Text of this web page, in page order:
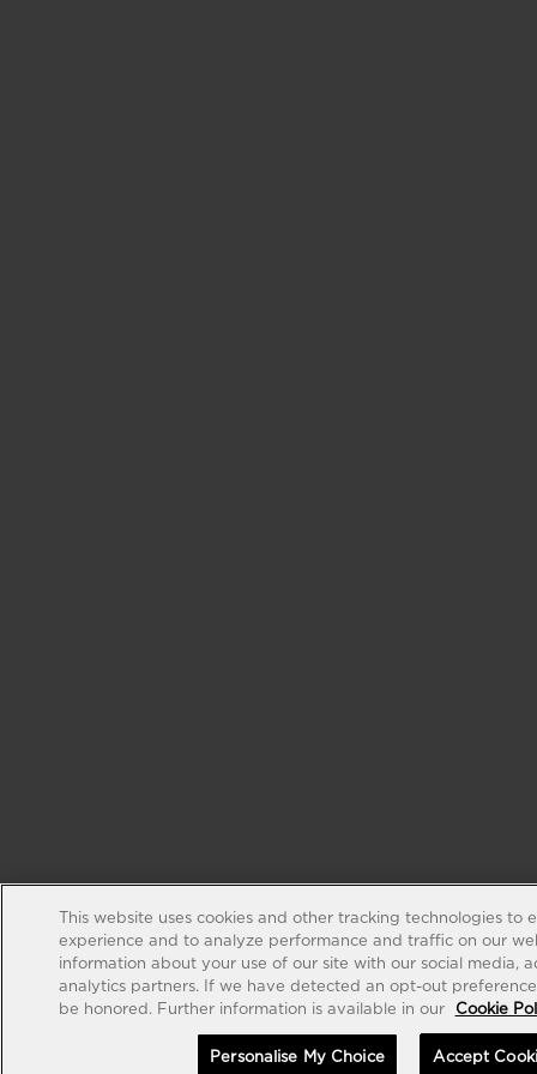
This website uses cookies and other tracking technologies to
experience and to analyze performance and traffic on our
information about your use of our site with our social media,
analytics partners. If we have detected an opt-out
be honored. Further information is available in our
Cookie
Personalise My Choice Accept